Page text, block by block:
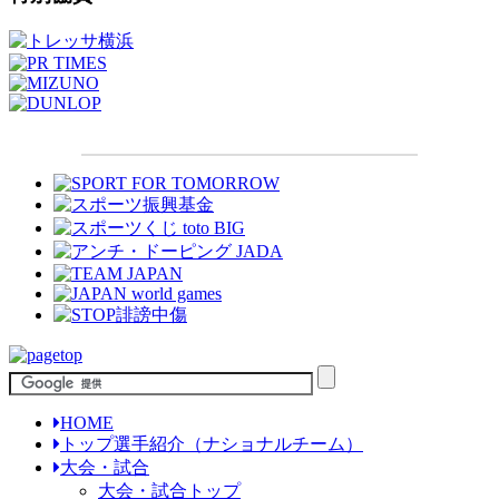
HOME
トップ選手紹介（ナショナルチーム）
大会・試合
大会・試合トップ